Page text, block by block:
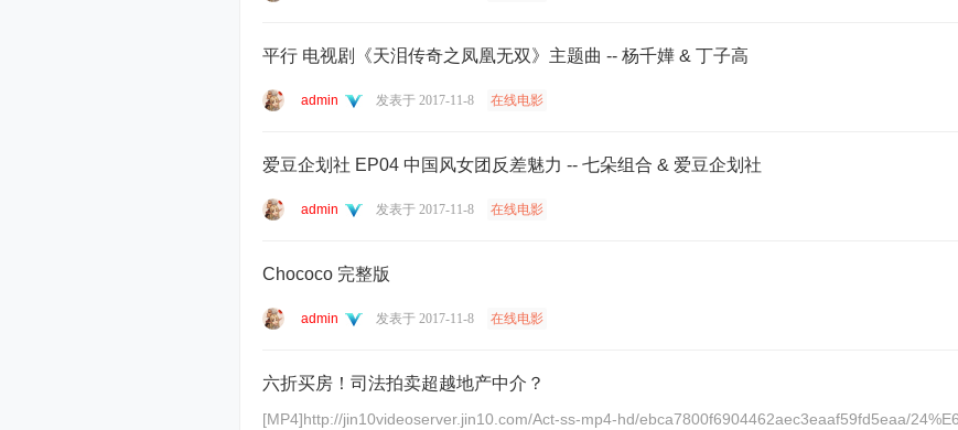
平行 电视剧《天泪传奇之凤凰无双》主题曲 -- 杨千嬅 & 丁子高
admin 发表于 2017-11-8 在线电影
爱豆企划社 EP04 中国风女团反差魅力 -- 七朵组合 & 爱豆企划社
admin 发表于 2017-11-8 在线电影
Chococo 完整版
admin 发表于 2017-11-8 在线电影
六折买房！司法拍卖超越地产中介？
[MP4]http://jin10videoserver.jin10.com/Act-ss-mp4-hd/ebca7800f6904462aec3eaaf59fd5eaa/